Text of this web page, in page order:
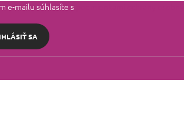
e-mailu súhlasíte s
SA